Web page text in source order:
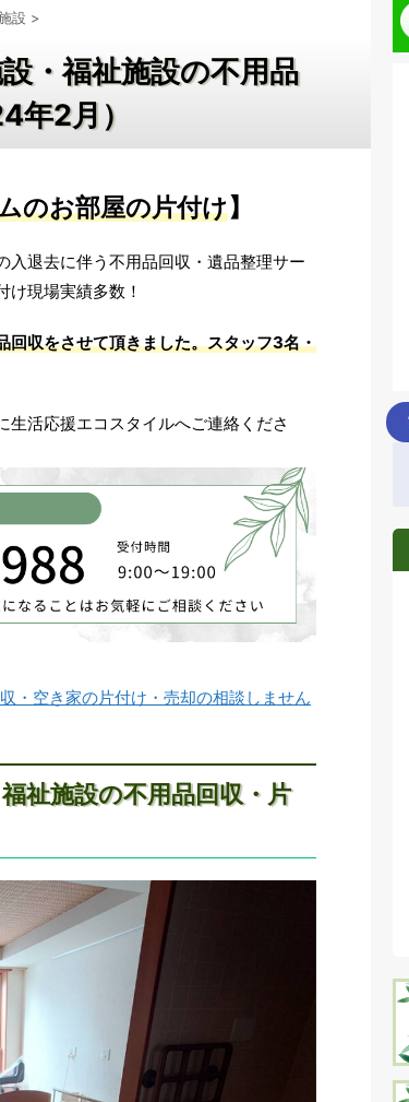
設 >
・福祉施設の不用品
年2月）
のお部屋の片付け】
退去に伴う不用品回収・遺品整理サー
け現場実績多数！
回収をさせて頂きました。スタッフ3名・
活応援エコスタイルへご連絡くださ
・空き家の片付け・売却の相談しません
祉施設の不用品回収・片